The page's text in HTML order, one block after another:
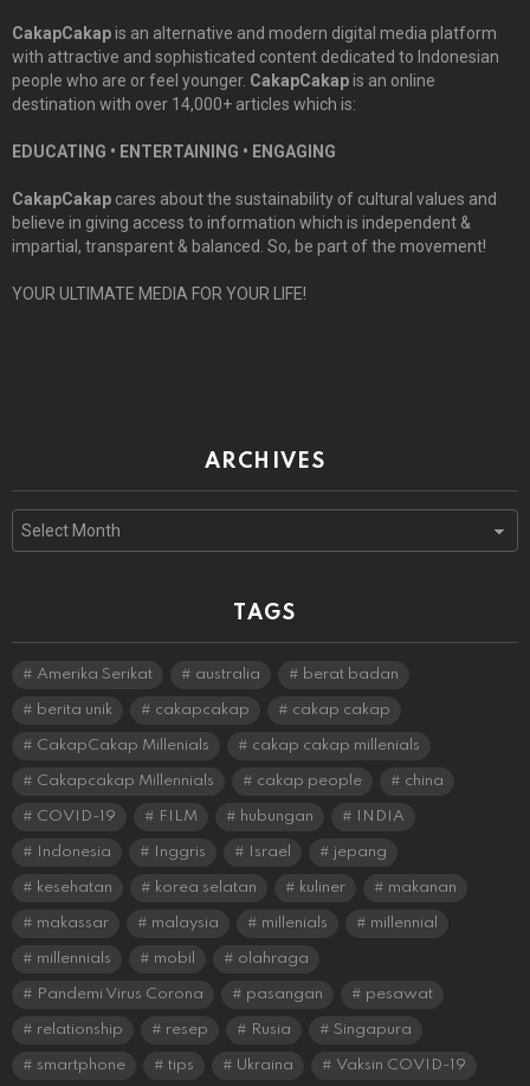
CakapCakapis an alternative and modern digital media platform
with attractive and sophisticated content dedicated to Indonesian
people who are or feel younger. CakapCakapis an online
destination with over 14,000+ articles which is:
EDUCATING • ENTERTAINING • ENGAGING
CakapCakap cares about the sustainability of cultural values and
believe in giving access to information which is independent &
impartial, transparent & balanced. So, be part of the movement!
YOUR ULTIMATE MEDIA FOR YOUR LIFE!
ARCHIVES
TAGS
Amerika Serikat australia berat badan
berita unik cakapcakap cakap cakap
CakapCakap Millenials cakap cakap millenials
Cakapcakap Millennials cakap people china
COVID-19 FILM hubungan INDIA
Indonesia Inggris Israel jepang
kesehatan korea selatan kuliner makanan
makassar malaysia millenials millennial
millennials mobil olahraga
Pandemi Virus Corona pasangan pesawat
relationship resep Rusia Singapura
smartphone tips Ukraina Vaksin COVID-19